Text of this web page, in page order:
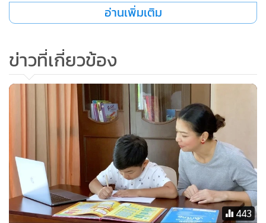
3. VLEARN ดีอย่างไร
VLEARN เป็นศูนย์รวมฟังก์ชันเพื่อการบริหารจัดการศึกษาและ
จัดเรียนการสอนออนไลน์จบครบในที่เดียว มีฟังก์ชันโดดเด่น ทั้ง
ฟีเจอร์การสื่อสาร ให้แชทส่งข้อความ แชร์ไฟล์ สั่งงาน ติดตาม
และส่งการบ้าน ได้สะดวกรวดเร็ว รวมถึงจัดการเรียนการสอน
พร้อมกันแบบเรียลไทม์ ผ่านห้องเรียนเสมือนจริง VROOM
อ่านเพิ่มเติม
ข่าวที่เกี่ยวข้อง
443